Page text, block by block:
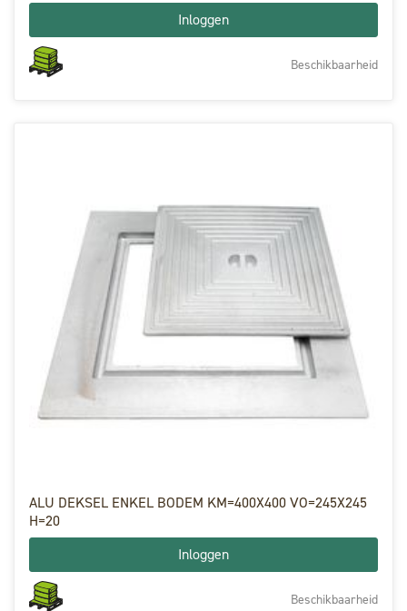
Inloggen
Beschikbaarheid
ALU DEKSEL ENKEL BODEM KM=400X400 VO=245X245
H=20
Inloggen
Beschikbaarheid